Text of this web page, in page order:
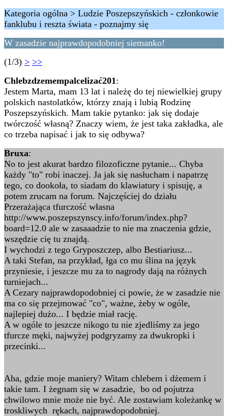
Kategoria ogólna > Ludzie Poszepszyńskich - członkowie
fanklubu i reszta świata - poznajmy się
W zasadzie najprawdopodobniej siemanko!
(1/3) > >>
Chlebzdzemempalcelizać201:
Jestem Marta, mam 13 lat i należę do tej niewielkiej grupy
polskich nastolatków, którzy znają i lubią Rodzinę
Poszepszyńskich. Mam takie pytanko: jak się dodaje
twórczość własną? Znaczy wiem, że jest taka zakładka, ale
co trzeba napisać i jak to się odbywa?
Bruxa:
No to jest akurat bardzo filozoficzne pytanie... Chyba
każdy "to" robi inaczej. Ja jak się nasłucham i napatrzę
tego, co dookoła, to siadam do klawiatury i spisuję, a
potem zrucam na forum. Najczęściej do działu
Przerażająca tfurczość własna
http://www.poszepszynscy.info/forum/index.php?
board=12.0 ale w zasaaadzie to nie ma znaczenia gdzie,
wszędzie cię tu znajdą.
I wychodzi z tego Gryposzczep, albo Bestiariusz...
A taki Stefan, na przykład, łga co mu ślina na język
przyniesie, i jeszcze mu za to nagrody dają na różnych
turniejach...
A Cezary najprawdopodobniej ci powie, że w zasadzie nie
ma co się przejmować "co", ważne, żeby w ogóle,
najlepiej dużo... I będzie miał rację.
A w ogóle to jeszcze nikogo tu nie zjedliśmy za jego
tfurcze męki, najwyżej podgryzamy za dwukropki i
przecinki...
Aha, gdzie moje maniery? Witam chlebem i dżemem i
takie tam. I żegnam się w zasadzie, bo od pojutrza
chwilowo mnie może nie być. Ale zostawiam koleżankę w
troskliwych rękach, najprawdopodobniej.